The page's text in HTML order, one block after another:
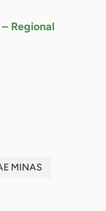
Regional
MINAS